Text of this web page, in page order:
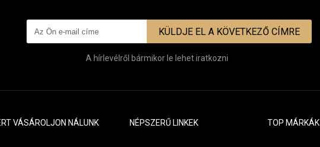
KÜLDJE EL A KÖVETKEZŐ CÍMRE
A hírlevélről bármikor le lehet iratkozni
VÁSÁROLJON NÁLUNK NÉPSZERŰ LINKEK TOP MÁRKÁK